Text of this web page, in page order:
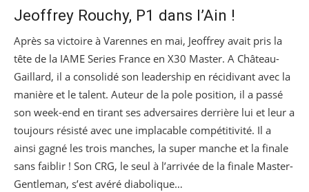
Jeoffrey Rouchy, P1 dans l’Ain !
Après sa victoire à Varennes en mai, Jeoffrey avait pris la
tête de la IAME Series France en X30 Master. A Château-
Gaillard, il a consolidé son leadership en récidivant avec la
manière et le talent. Auteur de la pole position, il a passé
son week-end en tirant ses adversaires derrière lui et leur a
toujours résisté avec une implacable compétitivité. Il a
ainsi gagné les trois manches, la super manche et la finale
sans faiblir ! Son CRG, le seul à l’arrivée de la finale Master-
Gentleman, s’est avéré diabolique…